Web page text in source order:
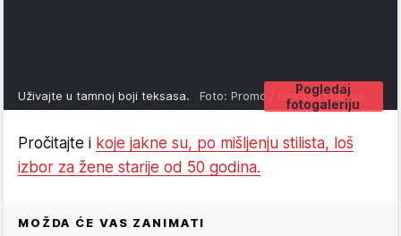
Pogledaj
fotogaleriju
Uživajte u tamnoj boji teksasa. Foto: Promo / Neiman Marcus
Pročitajte i koje jakne su, po mišljenju stilista, loš
izbor za žene starije od 50 godina.
MOŽDA ĆE VAS ZANIMATI